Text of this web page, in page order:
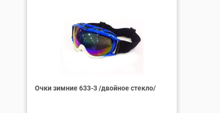
Очки зимние 633-3 /двойное стекло/